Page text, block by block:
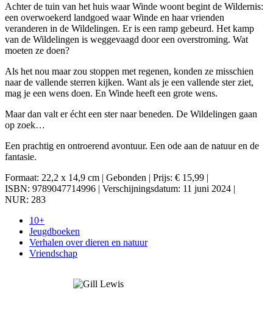
Achter de tuin van het huis waar Winde woont begint de Wildernis:
een overwoekerd landgoed waar Winde en haar vrienden
veranderen in de Wildelingen. Er is een ramp gebeurd. Het kamp
van de Wildelingen is weggevaagd door een overstroming. Wat
moeten ze doen?
Als het nou maar zou stoppen met regenen, konden ze misschien
naar de vallende sterren kijken. Want als je een vallende ster ziet,
mag je een wens doen. En Winde heeft een grote wens.
Maar dan valt er écht een ster naar beneden. De Wildelingen gaan
op zoek…
Een prachtig en ontroerend avontuur. Een ode aan de natuur en de
fantasie.
Formaat: 22,2 x 14,9 cm | Gebonden | Prijs: € 15,99 |
ISBN: 9789047714996 | Verschijningsdatum: 11 juni 2024 |
NUR: 283
10+
Jeugdboeken
Verhalen over dieren en natuur
Vriendschap